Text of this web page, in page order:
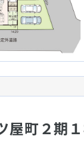
屋町２期